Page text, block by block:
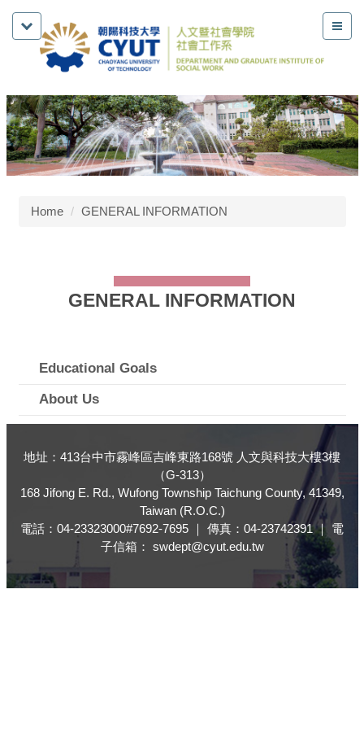
Home GENERAL INFORMATION
GENERAL INFORMATION
Educational Goals
About Us
地址：413台中市霧峰區吉峰東路168號 人文與科技大樓3樓
（G-313）
168 Jifong E. Rd., Wufong Township Taichung County, 41349,
Taiwan (R.O.C.)
電話：04-23323000#7692-7695 ｜ 傳真：04-23742391 ｜ 電
子信箱： swdept@cyut.edu.tw